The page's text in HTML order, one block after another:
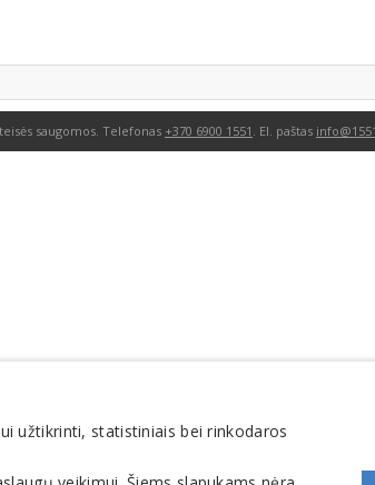
saugomos. Telefonas +370 6900 1551 . El. paštas
užtikrinti, statistiniais bei rinkodaros